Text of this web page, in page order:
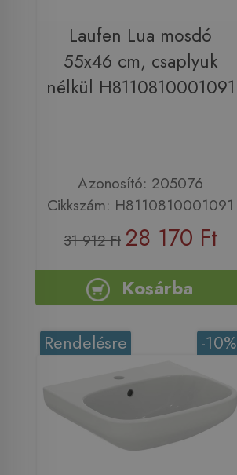
Laufen Lua mosdó
55x46 cm, csaplyuk
nélkül H8110810001091
Azonosító: 205076
Cikkszám: H8110810001091
31 912 Ft 28 170 Ft
Kosárba
-10%
Rendelésre